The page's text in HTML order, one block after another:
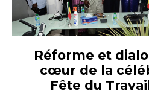
Réforme et
cœur de la
Fête du